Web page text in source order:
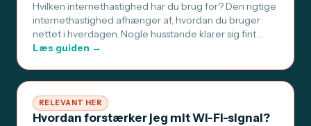
Hvilken internethastighed har du brug for? Den rigtige
internethastighed afhænger af, hvordan du bruger
nettet i hverdagen. Nogle husstande klarer sig fint…
Læs guiden →
RELEVANT HER
Hvordan forstærker jeg mit Wi-Fi-signal?